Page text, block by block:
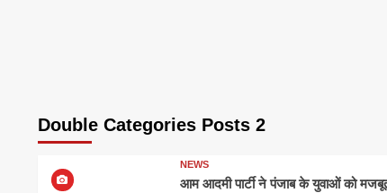
Double Categories Posts 2
NEWS
आम आदमी पार्टी ने पंजाब के युवाओं को